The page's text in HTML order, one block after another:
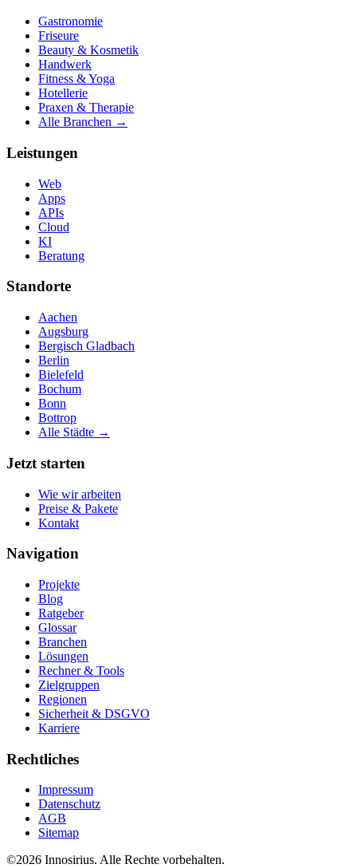
Gastronomie
Friseure
Beauty & Kosmetik
Handwerk
Fitness & Yoga
Hotellerie
Praxen & Therapie
Alle Branchen →
Leistungen
Web
Apps
APIs
Cloud
KI
Beratung
Standorte
Aachen
Augsburg
Bergisch Gladbach
Berlin
Bielefeld
Bochum
Bonn
Bottrop
Alle Städte →
Jetzt starten
Wie wir arbeiten
Preise & Pakete
Kontakt
Navigation
Projekte
Blog
Ratgeber
Glossar
Branchen
Lösungen
Rechner & Tools
Zielgruppen
Regionen
Sicherheit & DSGVO
Karriere
Rechtliches
Impressum
Datenschutz
AGB
Sitemap
©2026 Innosirius. Alle Rechte vorbehalten.